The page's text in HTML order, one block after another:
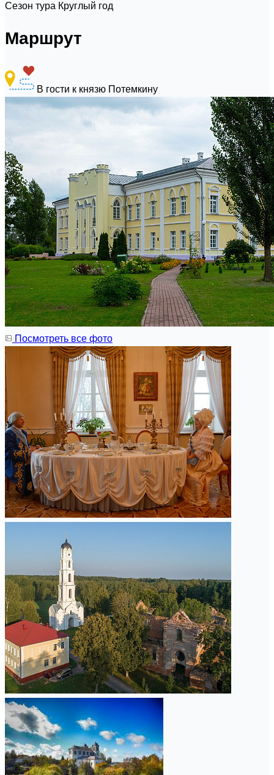
Сезон тура Круглый год
Маршрут
В гости к князю Потемкину
Посмотреть все фото